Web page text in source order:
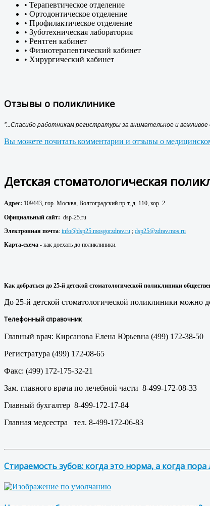
• Терапевтическое отделение
• Ортодонтическое отделение
• Профилактическое отделение
• Зуботехническая лаборатория
• Рентген кабинет
• Физиотерапевтический кабинет
• Хирургический кабинет
Отзывы о поликлинике
"...Спасибо работникам регистратуры за внимательное и
Вы можете почитать комментарии и отзывы о
Детская стоматологическая
Адрес: 109443, гор. Москва, Волгоградский пр-т, д. 110, кор. 2
Официальный сайт: dsp-25.ru
Электронная почта: info@dsp25.mosgorzdrav.ru ; dsp25@zdrav.mos.ru
Карта-схема - как доехать до поликлиники.
Как добраться до 25-й детской стоматологической поликлиники
До 25-й детской стоматологической поликлиники можно
Телефонный справочник
Главный врач: Кирсанова Елена Юрьевна (499) 172-38-50
Регистратура (499) 172-08-65
Факс: (499) 172-175-32-21
Зам. главного врача по лечебной части 8-499-172-08-33
Главный бухгалтер 8-499-172-17-84
Главная медсестра тел. 8-499-172-06-83
Стираемость зубов: когда это норма, а когда пора